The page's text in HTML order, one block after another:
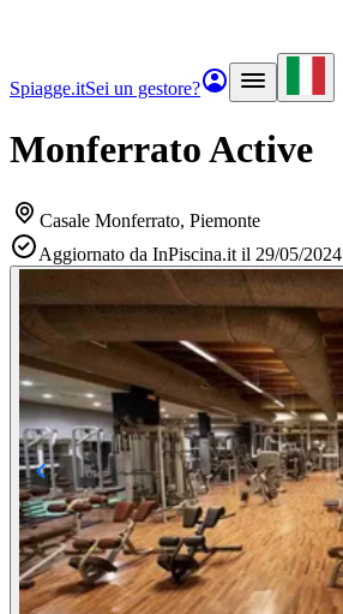
Spiagge.itSei un gestore?
Monferrato Active
Casale Monferrato, Piemonte
Aggiornato da InPiscina.it il 29/05/2024